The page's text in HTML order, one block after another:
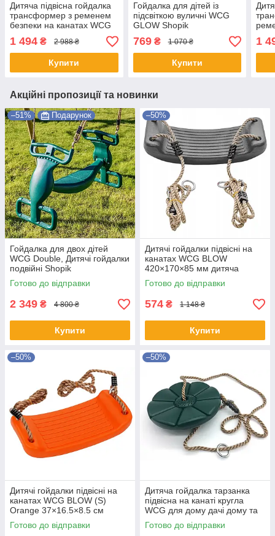
Дитяча підвісна гойдалка
трансформер з ременем
безпеки на канатах WCG
ігрового майданчику
39х30х38.5 см
1 494 ₴ 2 988 ₴
Купити
Гойдалка для дітей із
підсвіткою вуличні WCG
GLOW Shopik
769₴ 1 070 ₴
Купити
1
Акційні пропозиції та новинки
–51% Подарунок
Гойдалка для двох дітей
WCG Double, Дитячі гойдалки
подвійні Shopik
Готово до відправки
2 349 ₴ 4 800 ₴
Купити
–50%
Дитячі гойдалки підвісні на
канатах WCG BLOW
420×170×85 мм дитяча
гойдалка для саду веранди
та ігрового майданчику
Готово до відправки
574 ₴ 1 148 ₴
Купити
–50%
Дитячі гойдалки підвісні на
канатах WCG BLOW (S)
Orange 37×16.5×8.5 см
дитяча гойдалка для саду та
веранди
Готово до відправки
–50%
Дитяча гойдалка тарзанка
підвісна на канаті кругла
WCG для дому дачі дому та
ігрового майданчику Зелений
Готово до відправки